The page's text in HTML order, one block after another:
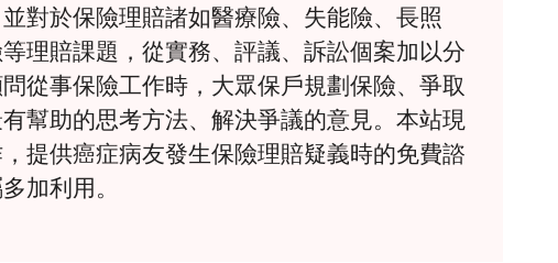
對於保險理賠諸如醫療險、失能險、長照
理賠課題，從實務、評議、訴訟個案加以分
從事保險工作時，大眾保戶規劃保險、爭取
幫助的思考方法、解決爭議的意見。本站現
提供癌症病友發生保險理賠疑義時的免費諮
加利用。